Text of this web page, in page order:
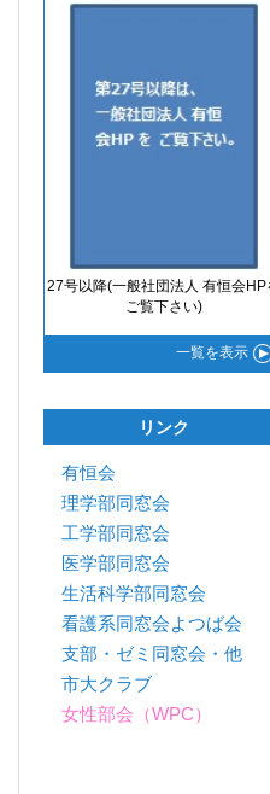
27号以降(一般社団法人 有恒会HP
ご覧下さい)
一覧を表示
リンク
有恒会
理学部同窓会
工学部同窓会
医学部同窓会
生活科学部同窓会
看護系同窓会よつば会
支部・ゼミ同窓会・他
市大クラブ
女性部会（WPC）